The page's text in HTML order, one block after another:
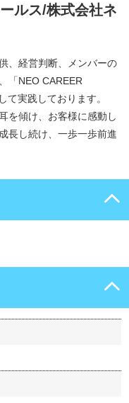
ルス/株式会社ネ
、経営判断、メンバーの
「NEO CAREER
て実践しております。
を傾け、お客様に感動し
長し続け、一歩一歩前進